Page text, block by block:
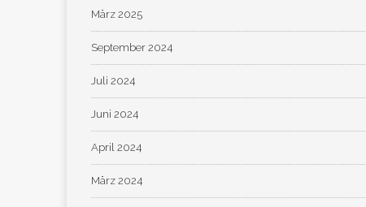
März 2025
September 2024
Juli 2024
Juni 2024
April 2024
März 2024